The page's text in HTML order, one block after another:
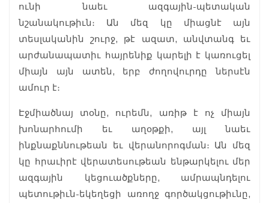
ունի նաեւ ազգային-պետական
նշանակութիւն։ Ան մեզ կը միացնէ այն
տեսլականին շուրջ, թէ ազատ, անվտանգ եւ
արժանապատիւ հայրենիք կարելի է կառուցել
միայն այն ատեն, երբ ժողովուրդը ներսէն
ամուր է։
Էջմիածնայ տօնը, ուրեմն, առիթ է ոչ միայն
խոնարհումի եւ աղօթքի, այլ նաեւ
ինքնաքննութեան եւ վերանորոգման։ Ան մեզ
կը հրաւիրէ վերատեսութեան ենթարկելու մեր
ազգային կեցուածքները, ամրապնդելու
պետութիւն-եկեղեցի առողջ գործակցութիւնը,